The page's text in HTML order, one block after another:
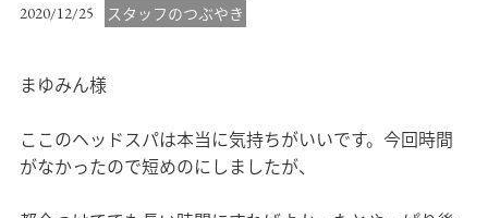
BLOG
CONCEPT HEADSPA
NAILGALLERY
2020/12/25 スタッフのつぶやき
まゆみん様
ここのヘッドスパは本当に気持ちがいいです。今回時間
がなかったので短めのにしましたが、